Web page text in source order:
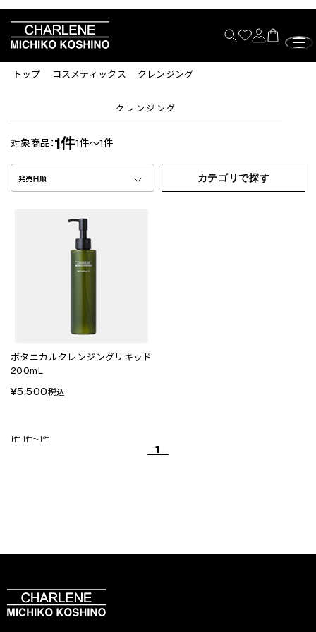
トップ コスメティックス クレンジング
クレンジング
対象商品：1件1件～1件
発売日順 カテゴリで探す
ボタニカルクレンジングリキッド
200mL
¥5,500税込
1件 1件～1件
1